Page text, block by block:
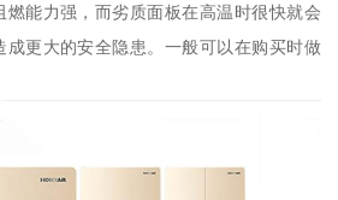
能力强，而劣质面板在高温时很快就会
成更大的安全隐患。一般可以在购买时做